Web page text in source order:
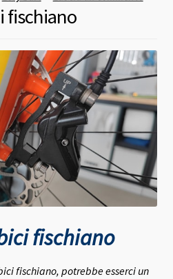
fischiano
fischiano
fischiano, potrebbe esserci un